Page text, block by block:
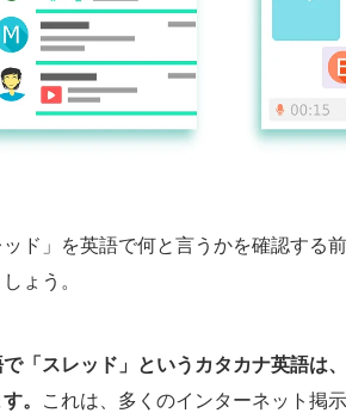
ッド」を英語で何と言うかを確認する
ょう。
で「スレッド」というカタカナ英語は
。 これは、多くのインターネット掲